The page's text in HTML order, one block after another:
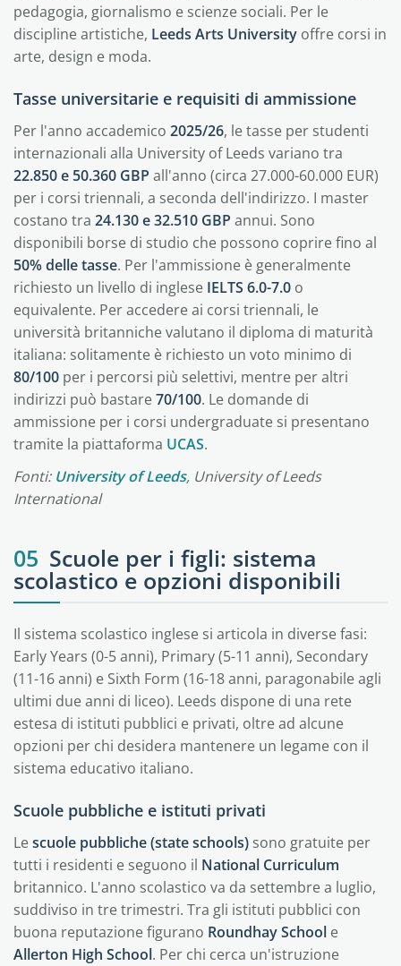
pedagogia, giornalismo e scienze sociali. Per le
discipline artistiche, Leeds Arts University offre corsi in
arte, design e moda.
Tasse universitarie e requisiti di ammissione
Per l'anno accademico 2025/26, le tasse per studenti
internazionali alla University of Leeds variano tra
22.850 e 50.360 GBP all'anno (circa 27.000-60.000 EUR)
per i corsi triennali, a seconda dell'indirizzo. I master
costano tra 24.130 e 32.510 GBP annui. Sono
disponibili borse di studio che possono coprire fino al
50% delle tasse. Per l'ammissione è generalmente
richiesto un livello di inglese IELTS 6.0-7.0 o
equivalente. Per accedere ai corsi triennali, le
università britanniche valutano il diploma di maturità
italiana: solitamente è richiesto un voto minimo di
80/100 per i percorsi più selettivi, mentre per altri
indirizzi può bastare70/100. Le domande di
ammissione per i corsi undergraduate si presentano
tramite la piattaforma UCAS.
Fonti: University of Leeds, University of Leeds
International
05 Scuole per i figli: sistema
scolastico e opzioni disponibili
Il sistema scolastico inglese si articola in diverse fasi:
Early Years (0-5 anni), Primary (5-11 anni), Secondary
(11-16 anni) e Sixth Form (16-18 anni, paragonabile agli
ultimi due anni di liceo). Leeds dispone di una rete
estesa di istituti pubblici e privati, oltre ad alcune
opzioni per chi desidera mantenere un legame con il
sistema educativo italiano.
Scuole pubbliche e istituti privati
Lescuole pubbliche (state schools) sono gratuite per
tutti i residenti e seguono il National Curriculum
britannico. L'anno scolastico va da settembre a luglio,
suddiviso in tre trimestri. Tra gli istituti pubblici con
buona reputazione figurano Roundhay School e
Allerton High School. Per chi cerca un'istruzione